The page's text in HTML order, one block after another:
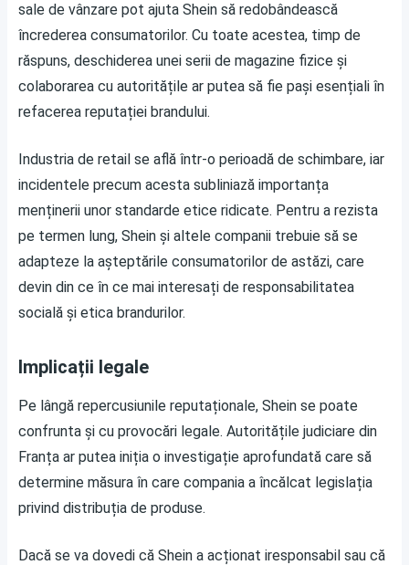
sale de vânzare pot ajuta Shein să redobândească
încrederea consumatorilor. Cu toate acestea, timp de
răspuns, deschiderea unei serii de magazine fizice și
colaborarea cu autoritățile ar putea să fie pași esențiali în
refacerea reputației brandului.
Industria de retail se află într-o perioadă de schimbare, iar
incidentele precum acesta subliniază importanța
menținerii unor standarde etice ridicate. Pentru a rezista
pe termen lung, Shein și altele companii trebuie să se
adapteze la așteptările consumatorilor de astăzi, care
devin din ce în ce mai interesați de responsabilitatea
socială și etica brandurilor.
Implicații legale
Pe lângă repercusiunile reputaționale, Shein se poate
confrunta și cu provocări legale. Autoritățile judiciare din
Franța ar putea iniția o investigație aprofundată care să
determine măsura în care compania a încălcat legislația
privind distribuția de produse.
Dacă se va dovedi că Shein a acționat iresponsabil sau că